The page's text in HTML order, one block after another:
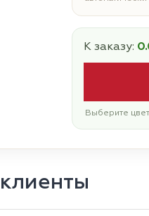
К заказу:
Выберите